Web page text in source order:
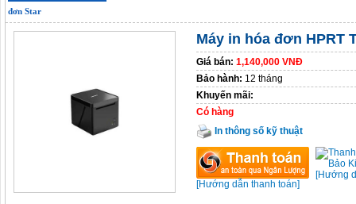
đơn Star
Máy in hóa đơn HPRT
Giá bán: 1,140,000 VNĐ
Bảo hành: 12 tháng
Khuyến mãi:
Có hàng
In thông số kỹ thuật
[Hướng dẫn thanh toán]
[Hướng